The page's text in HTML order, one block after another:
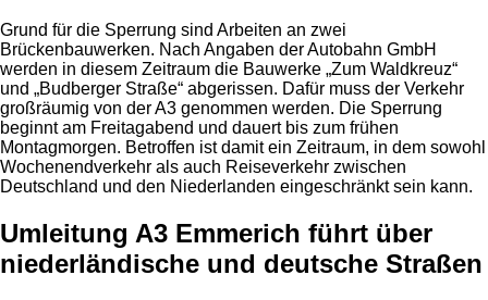
Grund für die Sperrung sind Arbeiten an zwei
Brückenbauwerken. Nach Angaben der Autobahn GmbH
werden in diesem Zeitraum die Bauwerke „Zum Waldkreuz“
und „Budberger Straße“ abgerissen. Dafür muss der Verkehr
großräumig von der A3 genommen werden. Die Sperrung
beginnt am Freitagabend und dauert bis zum frühen
Montagmorgen. Betroffen ist damit ein Zeitraum, in dem sowohl
Wochenendverkehr als auch Reiseverkehr zwischen
Deutschland und den Niederlanden eingeschränkt sein kann.
Umleitung A3 Emmerich führt über
niederländische und deutsche Straßen